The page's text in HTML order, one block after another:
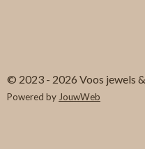
© 2023 - 2026 Voos jewels
Powered byJouwWeb